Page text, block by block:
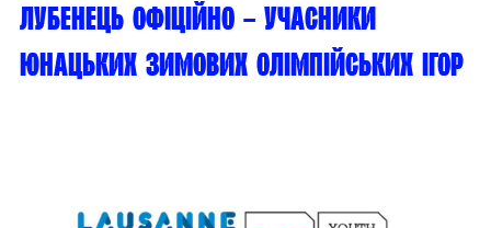
Лубенець офіційно – учасники
юнацьких зимових Олімпійських ігор